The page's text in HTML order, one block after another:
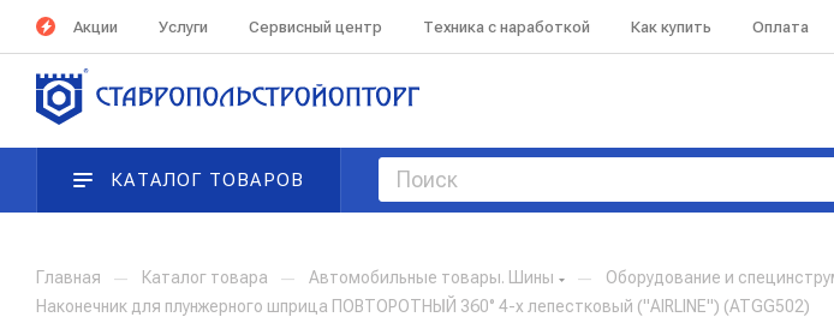
Акции Услуги Сервисный центр Техника с наработкой Как купить Оплата
КАТАЛОГ ТОВАРОВ
Главная — Каталог товара — Автомобильные товары. Шины — Оборудование и
Наконечник для плунжерного шприца ПОВТОРОТНЫЙ 360° 4-х лепестковый ("AIRLINE") (ATGG502)